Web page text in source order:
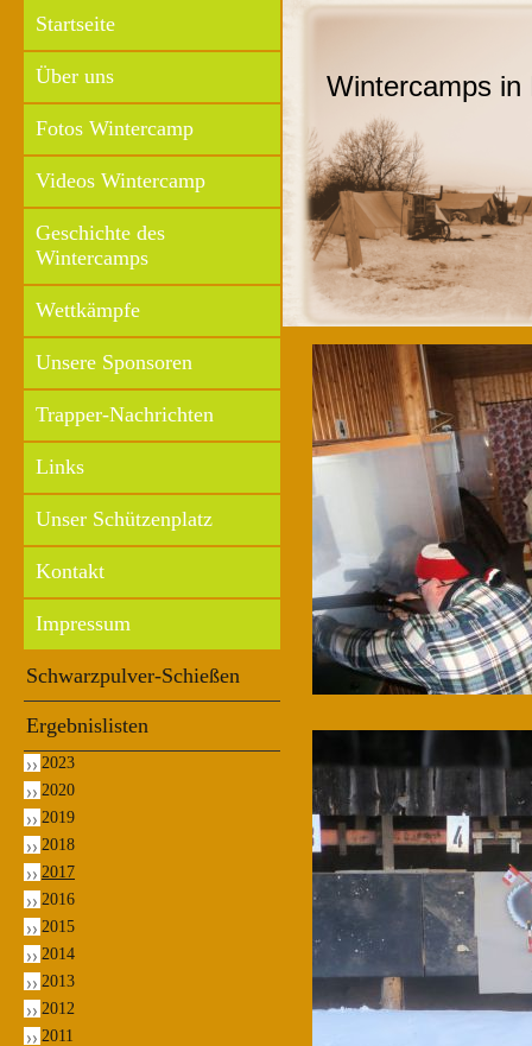
Startseite
Über uns
Fotos Wintercamp
Videos Wintercamp
Geschichte des
Wintercamps
Wettkämpfe
Unsere Sponsoren
Trapper-Nachrichten
Links
Unser Schützenplatz
Kontakt
Impressum
Schwarzpulver-Schießen
Ergebnislisten
2023
2020
2019
2018
2017
2016
2015
2014
2013
2012
2011
Wintercamps in